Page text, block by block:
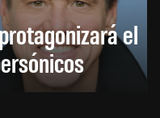
el